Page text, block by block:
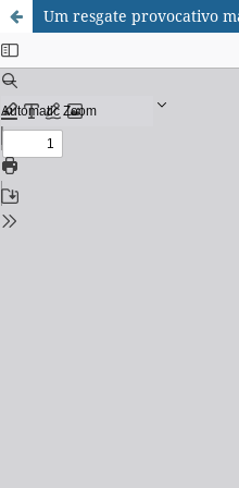
Um resgate provocativo